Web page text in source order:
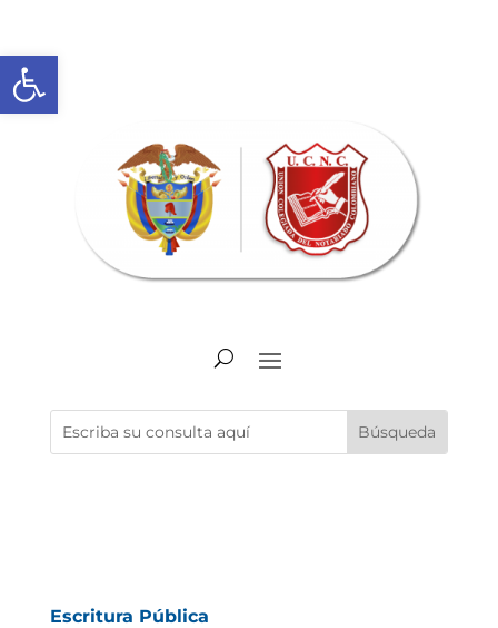
Abrir barra de herramientas
Escritura Pública